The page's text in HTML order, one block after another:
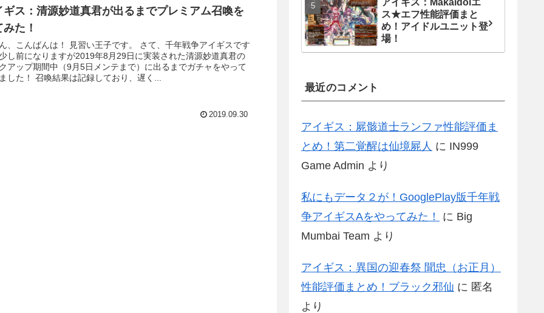
ギス：清源妙道真君が出るまでプレミアム召喚を
た！
、こんばんは！ 見習い王子です。 さて、千年戦争アイギスです
し前になりますが2019年8月29日に実装された清源妙道真君の
アップ期間中（9月5日メンテまで）に出るまでガチャをやって
した！ 召喚結果は記録しており、遅く...
2019.09.30
アイギス：Makaidolエ
ス★エフ性能評価まと
め！アイドルユニット登
場！
最近のコメント
アイギス：屍骸道士ランファ性能評価ま
とめ！第二覚醒は仙境屍人 に IN999
Game Admin より
私にもデータ２が！GooglePlay版千年戦
争アイギスAをやってみた！
に Big
Mumbai Team より
アイギス：異国の迎春祭 聞忠（お正月）
性能評価まとめ！ブラック邪仙 に 匿名
より